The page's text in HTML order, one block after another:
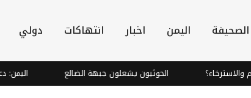
الصحيفة اليمن اخبار انتهاكات دولي
الحوثيون يشعلون جبهة الضالع اليمن: